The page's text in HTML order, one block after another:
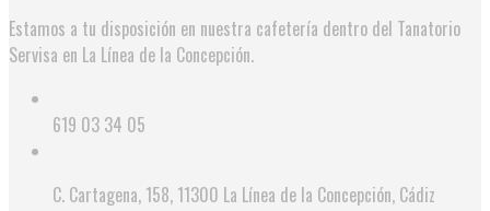
Estamos a tu disposición en nuestra cafetería dentro del Tanatorio
Servisa en La Línea de la Concepción.
619 03 34 05
C. Cartagena, 158, 11300 La Línea de la Concepción, Cádiz